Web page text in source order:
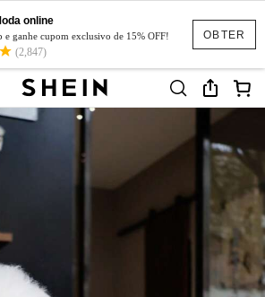
OBTER
online
e ganhe cupom exclusivo de 15% OFF!
(2,847)